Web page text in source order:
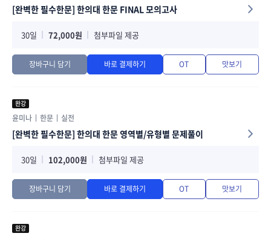
[완벽한 필수한문] 한의대 한문 FINAL 모의고사
30일 72,000원 첨부파일 제공
장바구니 담기 바로 결제하기 OT 맛보기
완강
윤미나 한문 실전
[완벽한 필수한문] 한의대 한문 영역별/유형별 문제풀이
30일 102,000원 첨부파일 제공
장바구니 담기 바로 결제하기 OT 맛보기
완강